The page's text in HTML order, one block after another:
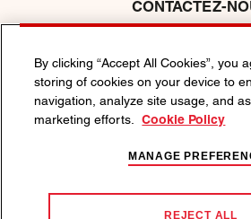
CONTACTEZ-
POLITIQUE DE
POLITIQUE DE COOKIE
L’ABUS D’ALCOOL NUIT À
Nous soutenons une démarche
By clicking “Accept All Cookies”, you
storing of cookies on your device to
navigation, analyze site usage, and
marketing efforts.
Cookie Policy
MANAGE
REJECT ALL